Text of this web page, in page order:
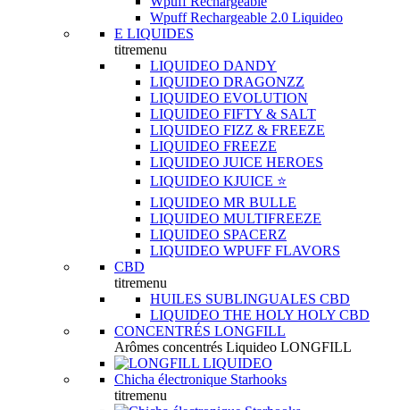
Wpuff Rechargeable 2.0 Liquideo
E LIQUIDES
titremenu
LIQUIDEO DANDY
LIQUIDEO DRAGONZZ
LIQUIDEO EVOLUTION
LIQUIDEO FIFTY & SALT
LIQUIDEO FIZZ & FREEZE
LIQUIDEO FREEZE
LIQUIDEO JUICE HEROES
LIQUIDEO KJUICE ⭐️
LIQUIDEO MR BULLE
LIQUIDEO MULTIFREEZE
LIQUIDEO SPACERZ
LIQUIDEO WPUFF FLAVORS
CBD
titremenu
HUILES SUBLINGUALES CBD
LIQUIDEO THE HOLY HOLY CBD
CONCENTRÉS LONGFILL
Arômes concentrés Liquideo LONGFILL
Chicha électronique Starhooks
titremenu